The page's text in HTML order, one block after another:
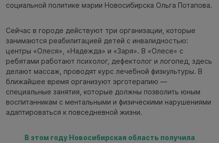
социальной политике мэрии Новосибирска Ольга Потапова.
Сейчас в городе действуют три организации, которые
занимаются реабилитацией детей с инвалидностью:
центры «Олеся», «Надежда» и «Заря». В «Олесе» с
ребятами работают психолог, дефектолог и логопед, здесь
делают массаж, проводят курс лечебной физкультуры. В
ближайшее время организуют эрготерапию —
специальные занятия, которые должны позволить юным
воспитанникам с ментальными и физическими нарушениями
адаптироваться к повседневной жизни.
В этом году Новосибирская область получила